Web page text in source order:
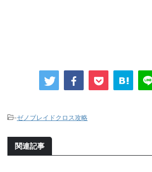
-ゼノブレイドクロス攻略
関連記事